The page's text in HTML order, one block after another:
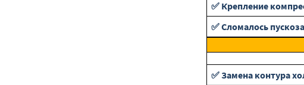
✅ Крепление
✅ Сломалось
✅ Замена контура